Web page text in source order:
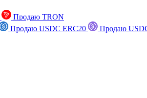
Продаю TRON
Продаю USDC ERC20
Продаю